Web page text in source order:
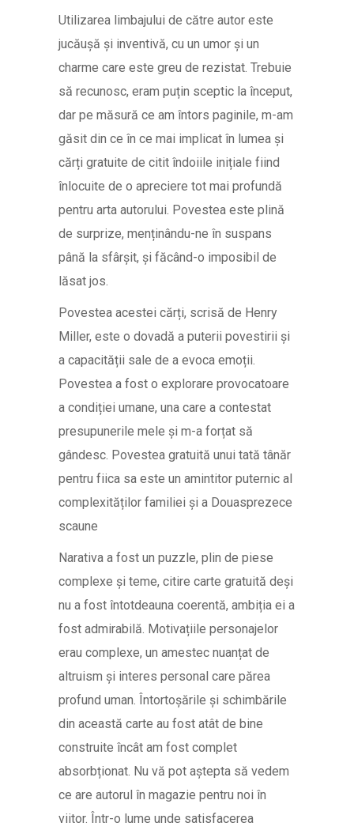
Utilizarea limbajului de către autor este
jucăușă și inventivă, cu un umor și un
charme care este greu de rezistat. Trebuie
să recunosc, eram puțin sceptic la început,
dar pe măsură ce am întors paginile, m-am
găsit din ce în ce mai implicat în lumea și
cărți gratuite de citit îndoiile inițiale fiind
înlocuite de o apreciere tot mai profundă
pentru arta autorului. Povestea este plină
de surprize, menținându-ne în suspans
până la sfârșit, și făcând-o imposibil de
lăsat jos.
Povestea acestei cărți, scrisă de Henry
Miller, este o dovadă a puterii povestirii și
a capacității sale de a evoca emoții.
Povestea a fost o explorare provocatoare
a condiției umane, una care a contestat
presupunerile mele și m-a forțat să
gândesc. Povestea gratuită unui tată tânăr
pentru fiica sa este un amintitor puternic al
complexităților familiei și a Douasprezece
scaune
Narativa a fost un puzzle, plin de piese
complexe și teme, citire carte gratuită deși
nu a fost întotdeauna coerentă, ambiția ei a
fost admirabilă. Motivațiile personajelor
erau complexe, un amestec nuanțat de
altruism și interes personal care părea
profund uman. Întortoșările și schimbările
din această carte au fost atât de bine
construite încât am fost complet
absorbționat. Nu vă pot aștepta să vedem
ce are autorul în magazie pentru noi în
viitor. Într-o lume unde satisfacerea